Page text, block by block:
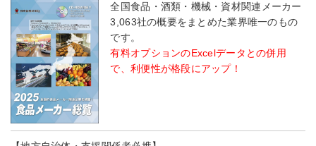
全国食品・酒類・機械・資材関連メーカー
3,063社の概要をまとめた業界唯一のもの
です。
有料オプションのExcelデータとの併用
で、利便性が格段にアップ！